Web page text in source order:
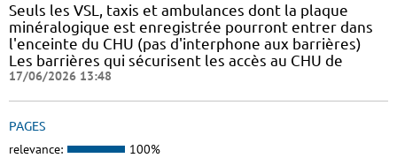
Seuls les VSL, taxis et ambulances dont la plaque
minéralogique est enregistrée pourront entrer dans
l'enceinte du CHU (pas d'interphone aux barrières)
Les barrières qui sécurisent les accès au CHU de
17/06/2026 13:48
PAGES
relevance: 100%